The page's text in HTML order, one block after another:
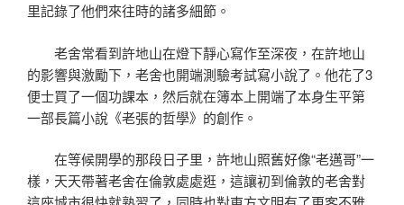
里記錄了他們來往時的諸多細節。
老舍常看到許地山在燈下靜心寫作至深夜，在許地山
的影響與激勵下，老舍也開端測驗考試寫小說了。他花了3
便士買了一個功課本，然后就在簿本上開端了本身生平第
一部長篇小說《老張的哲學》的創作。
在等候開學的那段日子里，許地山照舊好像“老邁哥”一
樣，天天帶著老舍在倫敦處處逛，這讓初到倫敦的老舍對